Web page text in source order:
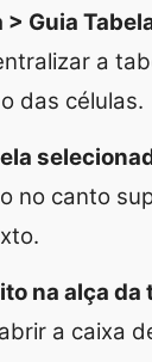
Guia
a
das células.
no canto
na alça
a caixa